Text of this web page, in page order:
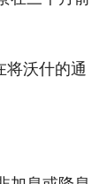
将沃什的通